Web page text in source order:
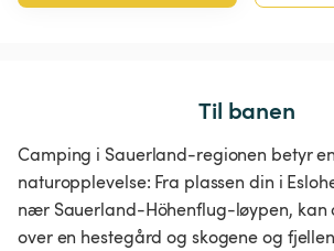
Til banen
Camping i Sauerland-regionen betyr
naturopplevelse: Fra plassen din i
nær Sauerland-Höhenflug-løypen, kan
over en hestegård og skogene og